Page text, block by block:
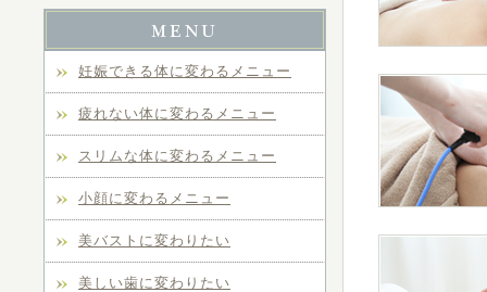
妊娠できる体に変わるメニュー
疲れない体に変わるメニュー
スリムな体に変わるメニュー
小顔に変わるメニュー
美バストに変わりたい
美しい歯に変わりたい